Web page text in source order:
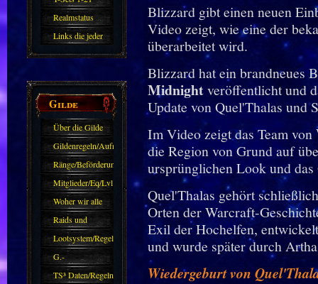
Realmstatus
Links die jeder
kennen sollte?!
Gilde
Über die Gilde
(DAW)
Gildenregeln/Aufnahme
Ränge/Beförderungen
Mitglieder/Eq/Lvl
Woher wir alle
kommen.
Raids und
Zubehör
Lootsystem/Regeln
G.-
Sparkasse/Goldleihen
TS³ Daten/Regeln
Blizzard gibt einen neuen
Video zeigt, wie eine der
überarbeitet wird.
Blizzard hat ein brandneues
Midnightveröffentlicht und
Update von Quel'Thalas und
Im Video zeigt das Team von
die Region von Grund auf
ursprünglichen Look und
Quel'Thalas gehört
Orten der Warcraft-
Exil der Hochelfen,
und wurde später durch
Wiedergeburt von